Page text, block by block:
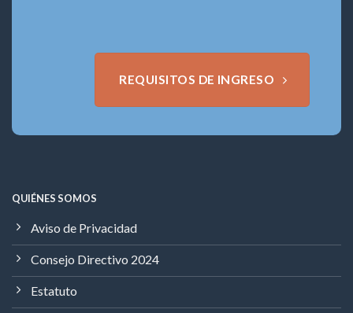
REQUISITOS DE INGRESO
QUIÉNES SOMOS
Aviso de Privacidad
Consejo Directivo 2024
Estatuto